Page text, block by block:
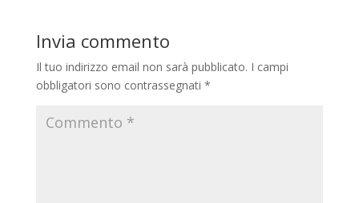
Invia commento
Il tuo indirizzo email non sarà pubblicato. I campi
obbligatori sono contrassegnati *